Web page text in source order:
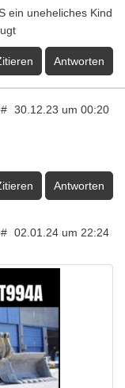
ein uneheliches Kind
Antworten
# 30.12.23 um 00:20
Antworten
# 02.01.24 um 22:24